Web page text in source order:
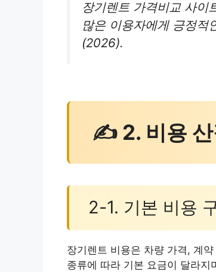
장기렌트 가격비교 사이
많은 이용자에게 긍정
(2026).
✍ 2. 비용 산
2-1. 기본 비용
장기렌트 비용은 차량 가격, 계
종류에 따라 기본 요금이 달라